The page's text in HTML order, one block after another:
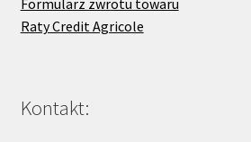
Formularz zwrotu towaru
Raty Credit Agricole
Kontakt: